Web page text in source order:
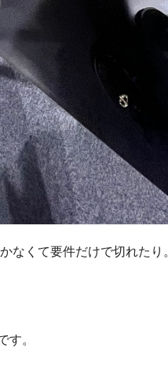
くて要件だけで切れたり。
。